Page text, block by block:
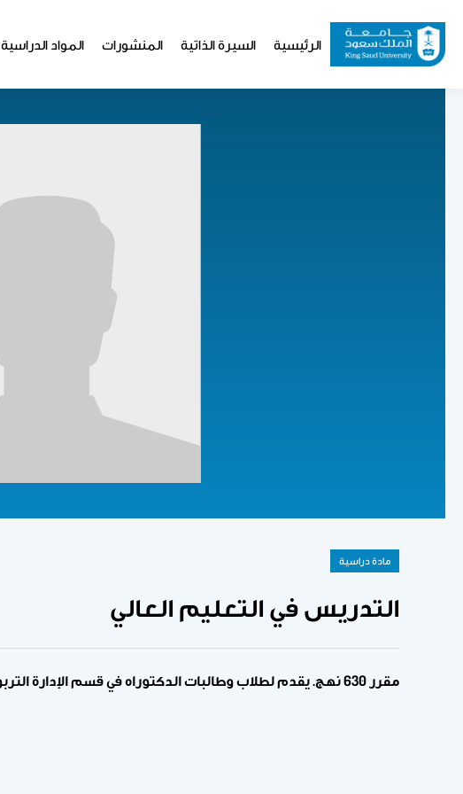
المحتوى
الرئيسي
Website
الرئيسية السيرة الذاتية المنشورات المواد الدراسية
مادة دراسية
التدريس في التعليم العالي
مقرر 630 نهج. يقدم لطلاب وطالبات الدكتوراه في قسم الإدارة التربوية.